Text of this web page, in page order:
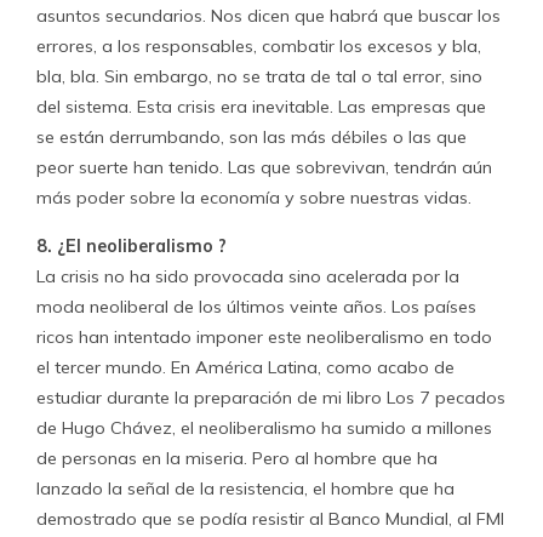
asuntos secundarios. Nos dicen que habrá que buscar los
errores, a los responsables, combatir los excesos y bla,
bla, bla. Sin embargo, no se trata de tal o tal error, sino
del sistema. Esta crisis era inevitable. Las empresas que
se están derrumbando, son las más débiles o las que
peor suerte han tenido. Las que sobrevivan, tendrán aún
más poder sobre la economía y sobre nuestras vidas.
8. ¿El neoliberalismo ?
La crisis no ha sido provocada sino acelerada por la
moda neoliberal de los últimos veinte años. Los países
ricos han intentado imponer este neoliberalismo en todo
el tercer mundo. En América Latina, como acabo de
estudiar durante la preparación de mi libro Los 7 pecados
de Hugo Chávez, el neoliberalismo ha sumido a millones
de personas en la miseria. Pero al hombre que ha
lanzado la señal de la resistencia, el hombre que ha
demostrado que se podía resistir al Banco Mundial, al FMI